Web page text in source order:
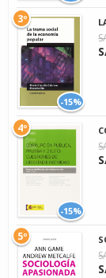
-15%
3º
-15%
4º
5º